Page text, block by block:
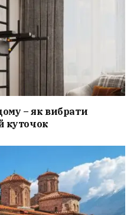
– як вибрати
куточок